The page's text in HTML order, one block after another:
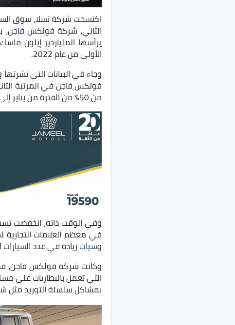
اكتسحت شركة تسلا، سوق
الثاني، شركة فولكس فاجن،
يرأسها الملياردير إيلون
الأولى من عام 2022.
من 50% من الفترة من يناير إلى سبتمبر من العام الماضي.
في معظم العلامات
وسياتزيادة في عدد السيارات
وكانت شركة فولكس فاجن، قد
بمشاكل سلسلة التوريد مثل